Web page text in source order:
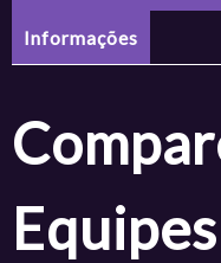
Informações
Compare as
Equipes